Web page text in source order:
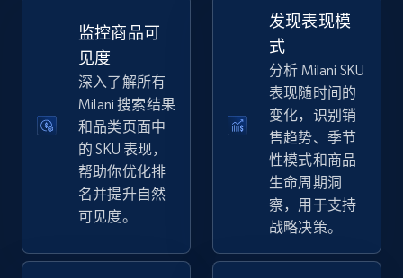
立即开始
URL, Product id, Title, Seller name, Seller rating,
Seller reviews, Breadcrumbs, Root category, and
more.
2.5K+ 立即开始
监控商品可
见度
深入了解所有
Milani 搜索结果
和品类页面中
的 SKU 表现，
帮助你优化排
名并提升自然
可见度。
发现表现模
式
分析 Milani SKU
表现随时间的
变化，识别销
售趋势、季节
性模式和商品
生命周期洞
察，用于支持
战略决策。